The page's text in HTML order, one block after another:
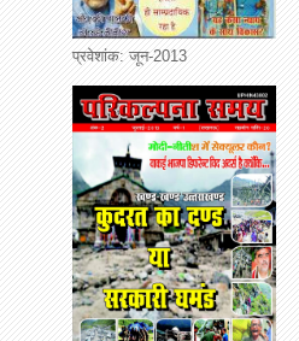
प्रवेशांक: जून-2013